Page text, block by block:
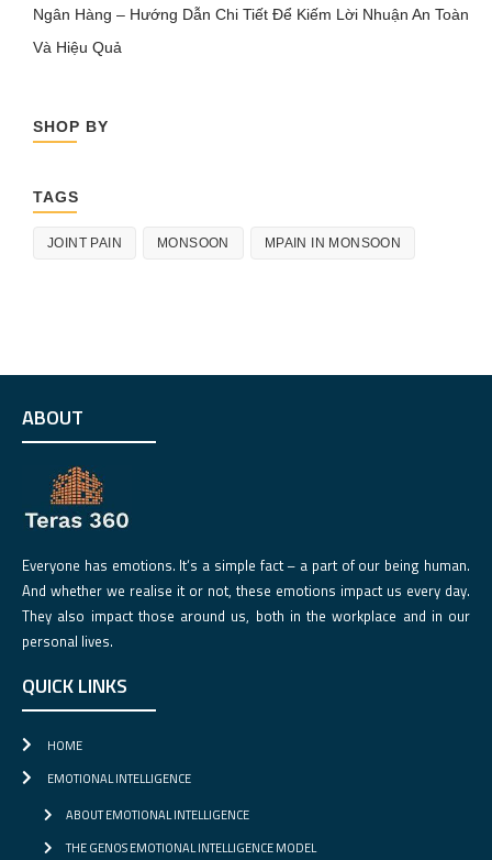
Ngân Hàng – Hướng Dẫn Chi Tiết Để Kiếm Lời Nhuận An Toàn
Và Hiệu Quả
SHOP BY
TAGS
JOINT PAIN MONSOON MPAIN IN MONSOON
ABOUT
Everyone has emotions. It‘s a simple fact – a part of our being human.
And whether we realise it or not, these emotions impact us every day.
They also impact those around us, both in the workplace and in our
personal lives.
QUICK LINKS
HOME
EMOTIONAL INTELLIGENCE
ABOUT EMOTIONAL INTELLIGENCE
THE GENOS EMOTIONAL INTELLIGENCE MODEL